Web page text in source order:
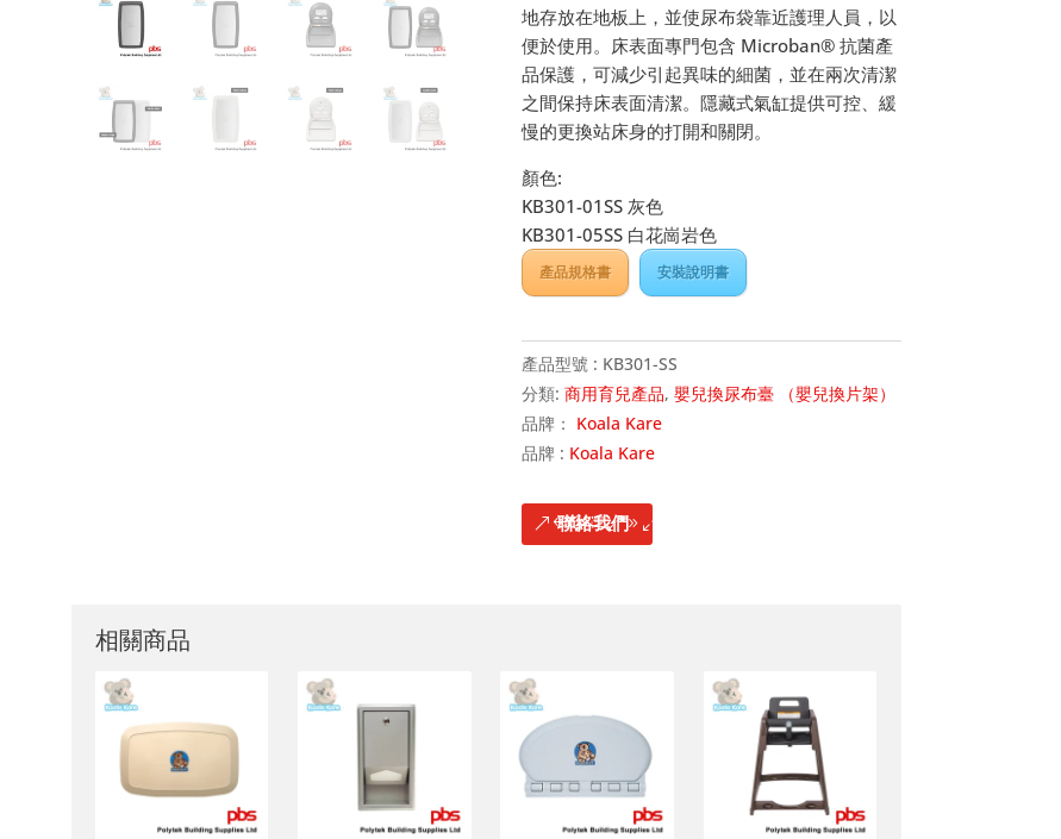
地存放在地板上，並使尿布袋靠近護理人員，以
便於使用。床表面專門包含 Microban® 抗菌產
品保護，可減少引起異味的細菌，並在兩次清潔
之間保持床表面清潔。隱藏式氣缸提供可控、緩
慢的更換站床身的打開和關閉。
顏色:
KB301-01SS 灰色
KB301-05SS 白花崗岩色
產品規格書 安裝說明書
產品型號 : KB301-SS
分類: 商用育兒產品, 嬰兒換尿布臺 （嬰兒換片架）
品牌： Koala Kare
品牌 : Koala Kare
聯絡我們
相關商品